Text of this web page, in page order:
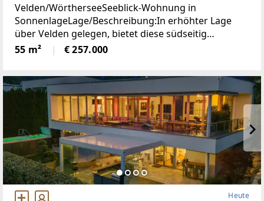
Velden/WörtherseeSeeblick-Wohnung in
SonnenlageLage/Beschreibung:In erhöhter Lage
über Velden gelegen, bietet diese südseitig
ausgerichtete Wohnung angenehme
Lichtverhältnisse und einen schönen Blick auf den
55 m² € 257.000
Heute